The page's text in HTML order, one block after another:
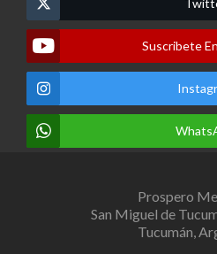
Suscribete
Prospero
San Miguel de
Tucumán,